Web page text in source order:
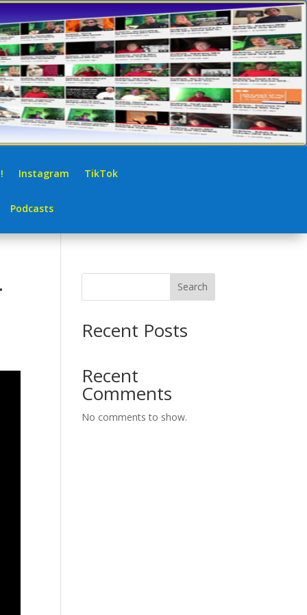
Instagram TikTok
Podcasts
Search
Recent Posts
Recent
Comments
No comments to show.